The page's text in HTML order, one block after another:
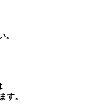
。
。
す。